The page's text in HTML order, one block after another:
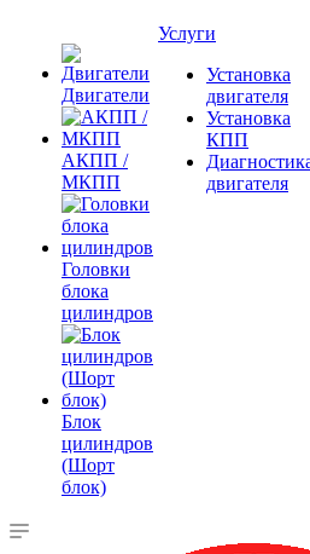
Двигатели
АКПП /
МКПП
Головки
блока
цилиндров
Блок
цилиндров
(Шорт
блок)
Услуги
Установка
двигателя
Установка
КПП
двигателя